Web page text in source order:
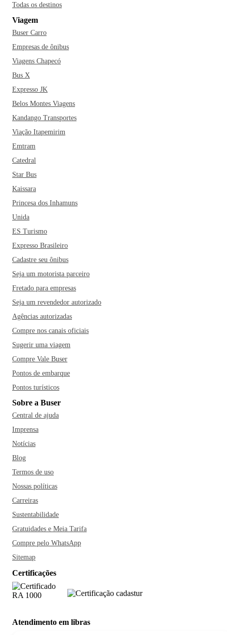
Todas os destinos
Viagem
Buser Carro
Empresas de ônibus
Viagens Chapecó
Bus X
Expresso JK
Belos Montes Viagens
Kandango Transportes
Viação Itapemirim
Emtram
Catedral
Star Bus
Kaissara
Princesa dos Inhamuns
Unida
ES Turismo
Expresso Brasileiro
Cadastre seu ônibus
Seja um motorista parceiro
Fretado para empresas
Seja um revendedor autorizado
Agências autorizadas
Compre nos canais oficiais
Sugerir uma viagem
Compre Vale Buser
Pontos de embarque
Pontos turísticos
Sobre a Buser
Central de ajuda
Imprensa
Notícias
Blog
Termos de uso
Nossas políticas
Carreiras
Sustentabilidade
Gratuidades e Meia Tarifa
Compre pelo WhatsApp
Sitemap
Certificações
Atendimento em libras